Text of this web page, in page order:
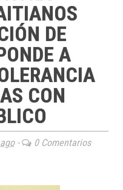
DE
A
CON
- 0 Comentarios